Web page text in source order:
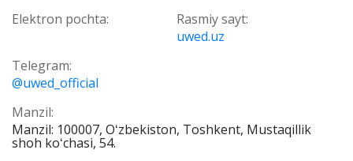
Elektron pochta:
Rasmiy sayt:
uwed.uz
Telegram:
@uwed_official
Manzil:
Manzil: 100007, Oʻzbekiston, Toshkent, Mustaqillik
shoh koʻchasi, 54.